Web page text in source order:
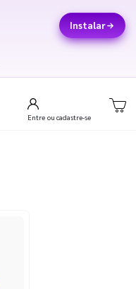
Instalar
Entre ou cadastre-se